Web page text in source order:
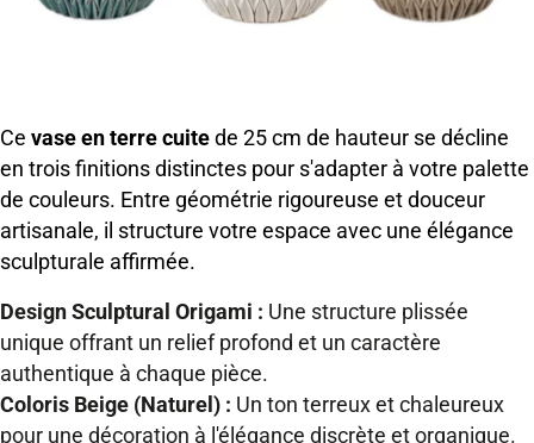
Ce vase en terre cuitede 25 cm de hauteur se décline
en trois finitions distinctes pour s'adapter à votre palette
de couleurs. Entre géométrie rigoureuse et douceur
artisanale, il structure votre espace avec une élégance
sculpturale affirmée.
Design Sculptural Origami : Une structure plissée
unique offrant un relief profond et un caractère
authentique à chaque pièce.
Coloris Beige (Naturel) : Un ton terreux et chaleureux
pour une décoration à l'élégance discrète et organique.